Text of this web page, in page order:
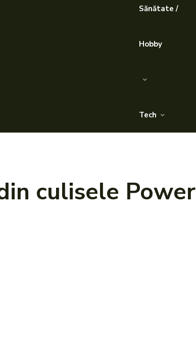
Sănătate /
Hobby
Tech
culisele Power